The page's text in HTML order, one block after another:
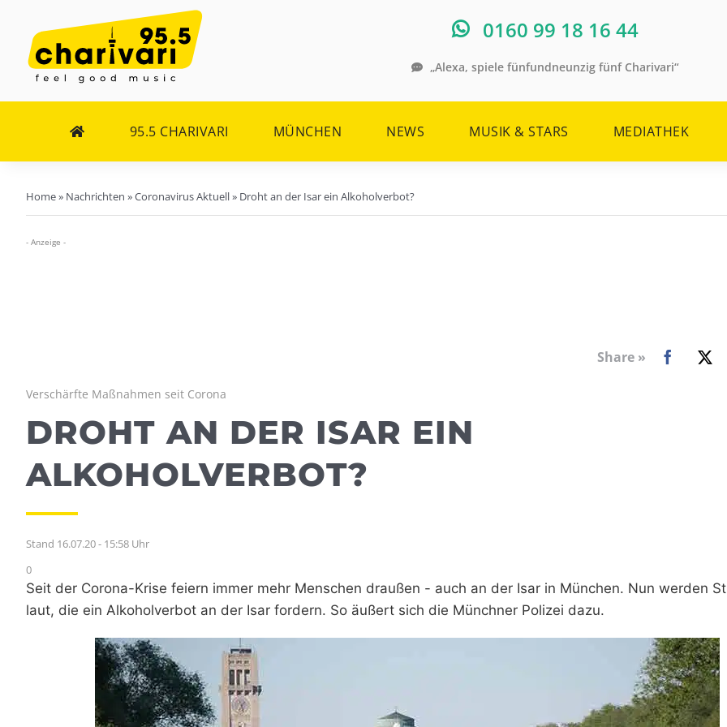
Inhalt
springen
0160 99 18 16 44
„Alexa, spiele fünfundneunzig fünf Charivari“
95.5 CHARIVARI MÜNCHEN NEWS MUSIK & STARS MEDIATHEK
Home» Nachrichten »Coronavirus Aktuell» Droht an der Isar ein Alkoholverbot?
- Anzeige -
Share »
Verschärfte Maßnahmen seit Corona
DROHT AN DER ISAR EIN
ALKOHOLVERBOT?
Stand 16.07.20 - 15:58 Uhr
0
Seit der Corona-Krise feiern immer mehr Menschen draußen - auch an der Isar in München. Nun werden
laut, die ein Alkoholverbot an der Isar fordern. So äußert sich die Münchner Polizei dazu.